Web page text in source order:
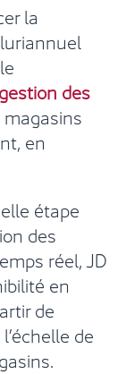
la
des
en
étape
des
réel, JD
en
de
de